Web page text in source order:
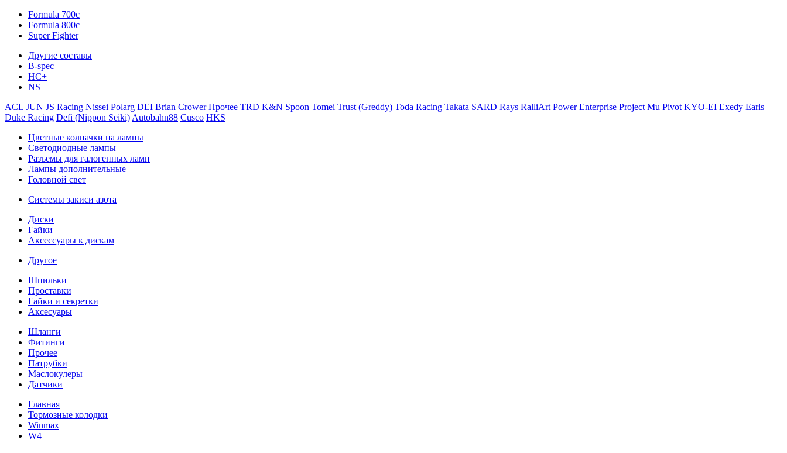
Formula 700c
Formula 800c
Super Fighter
Другие составы
B-spec
HC+
NS
ACL JUN JS Racing Nissei Polarg DEI Brian Crower Прочее TRD K&N Spoon Tomei Trust (Greddy) Toda Racing Takata SARD Rays RalliArt Power Enterprise Project Mu Pivot KYO-EI Exedy Earls
Duke Racing Defi (Nippon Seiki) Autobahn88 Cusco HKS
Цветные колпачки на лампы
Светодиодные лампы
Разъемы для галогенных ламп
Лампы дополнительные
Головной свет
Системы закиси азота
Диски
Гайки
Аксессуары к дискам
Другое
Шпильки
Проставки
Гайки и секретки
Аксесуары
Шланги
Фитинги
Прочее
Патрубки
Маслокулеры
Датчики
Главная
Тормозные колодки
Winmax
W4